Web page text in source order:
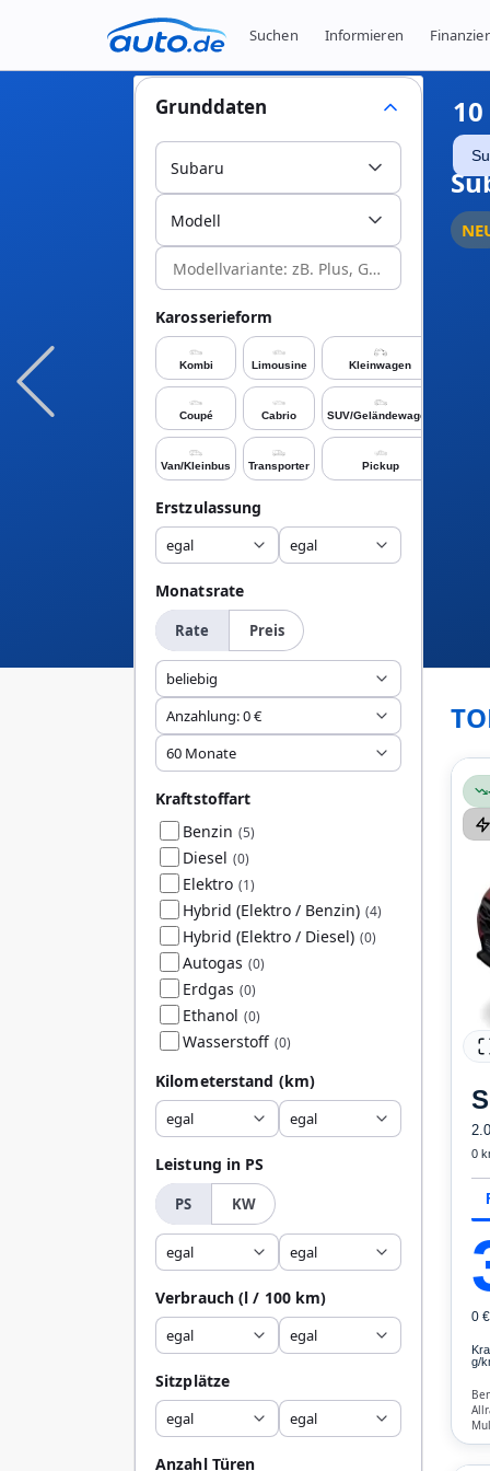
Suchen Informieren
10
Grunddaten
Subaru
Modell
Karosserieform
Kombi Limousine Kleinwagen
Coupé Cabrio SUV/Geländewagen
Van/Kleinbus Transporter Pickup
Erstzulassung
egal egal
Monatsrate
Rate Preis
beliebig
Anzahlung: 0 €
60 Monate
Kraftstoffart
Benzin (5)
Diesel (0)
Elektro (1)
Hybrid (Elektro / Benzin) (4)
Hybrid (Elektro / Diesel) (0)
Autogas (0)
Erdgas (0)
Ethanol (0)
Wasserstoff (0)
Kilometerstand (km)
egal egal
Leistung in PS
PS KW
egal egal
Verbrauch(l / 100 km)
egal egal
Sitzplätze
egal egal
Anzahl Türen
0
0
g/